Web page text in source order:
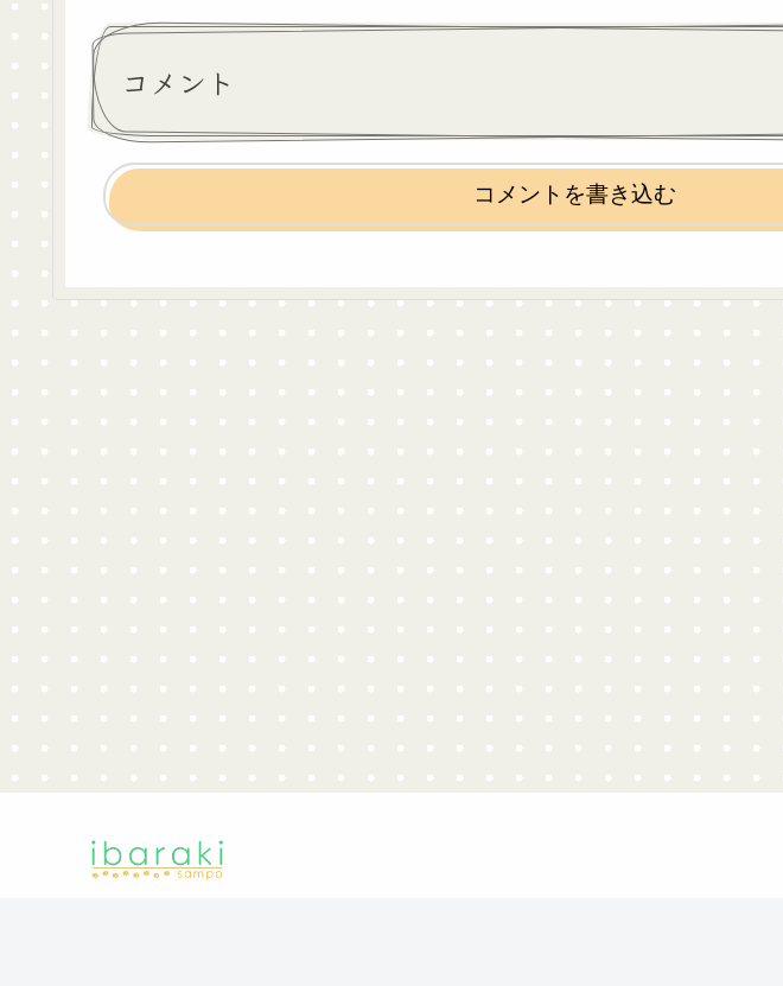
コメント
コメントを書き込む